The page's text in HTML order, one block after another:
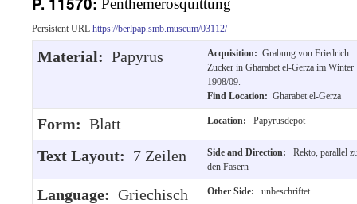
Penthemerosquittung
Persistent URL https://berlpap.smb.museum/03112/
Material: Papyrus Acquisition: Grabung von Friedrich
Zucker in Gharabet el-Gerza im Winter
1908/09.
Find Location: Gharabet el-Gerza
Form: Blatt Location: Papyrusdepot
Text Layout: 7 Zeilen Side and Direction:
Rekto, parallel
den Fasern
Language: Griechisch Other Side: unbeschriftet